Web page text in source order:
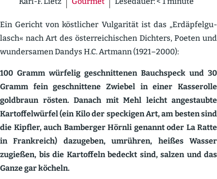
Ein Gericht von köstlicher Vulga­rität ist das „Erdäp­fel­gu­
lasch« nach Art des öster­rei­chi­schen Dichters, Poeten und
wunder­samen Dandys H.C. Artmann (1921–2000):
100 Gramm würfelig geschnit­tenen Bauch­speck und 30
Gramm fein geschnittene Zwiebel in einer Kasse­rolle
goldbraun rösten. Danach mit Mehl leicht angestaubte
Kartof­fel­würfel (ein Kilo der speckigen Art, am besten sind
die Kipfler, auch Bamberger Hörnli genannt oder La Ratte
in Frank­reich) dazugeben, umrühren, heißes Wasser
zugießen, bis die Kartoffeln bedeckt sind, salzen und das
Ganze gar köcheln.